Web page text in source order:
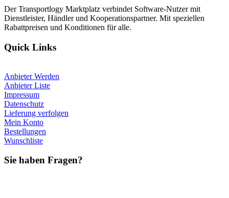
Der Transportlogy Marktplatz verbindet Software-Nutzer mit
Dienstleister, Händler und Kooperationspartner. Mit speziellen
Rabattpreisen und Konditionen für alle.
Quick Links
Anbieter Werden
Anbieter Liste
Impressum
Datenschutz
Lieferung verfolgen
Mein Konto
Bestellungen
Wunschliste
Sie haben Fragen?